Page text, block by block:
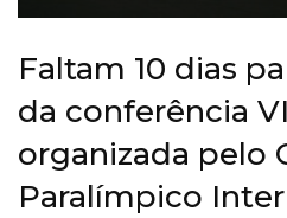
Faltam 10 dias
da conferência
organizada pelo
Paralímpico